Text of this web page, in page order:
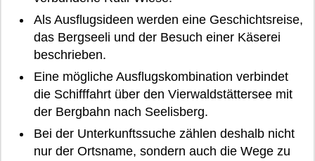
Als Ausflugsideen werden eine Geschichtsreise,
das Bergseeli und der Besuch einer Käserei
beschrieben.
Eine mögliche Ausflugskombination verbindet
die Schifffahrt über den Vierwaldstättersee mit
der Bergbahn nach Seelisberg.
Bei der Unterkunftssuche zählen deshalb nicht
nur der Ortsname, sondern auch die Wege zu